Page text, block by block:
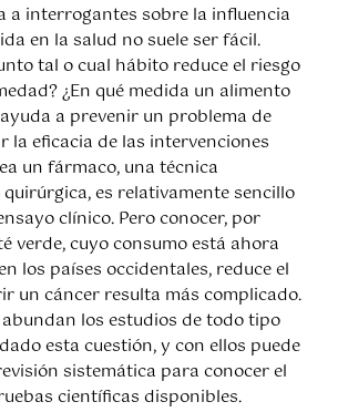
a interrogantes sobre la influencia
en la salud no suele ser fácil.
tal o cual hábito reduce el riesgo
¿En qué medida un alimento
a prevenir un problema de
la eficacia de las intervenciones
un fármaco, una técnica
es relativamente sencillo
clínico. Pero conocer, por
verde, cuyo consumo está ahora
los países occidentales, reduce el
un cáncer resulta más complicado.
los estudios de todo tipo
esta cuestión, y con ellos puede
sistemática para conocer el
científicas disponibles.